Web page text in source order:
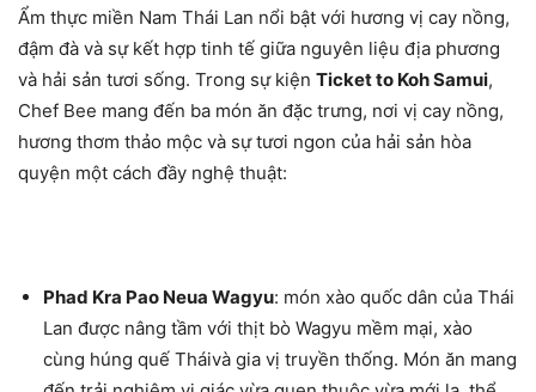
Ẩm thực miền Nam Thái Lan nổi bật với hương vị cay nồng,
đậm đà và sự kết hợp tinh tế giữa nguyên liệu địa phương
và hải sản tươi sống. Trong sự kiện Ticket to Koh Samui,
Chef Bee mang đến ba món ăn đặc trưng, nơi vị cay nồng,
hương thơm thảo mộc và sự tươi ngon của hải sản hòa
quyện một cách đầy nghệ thuật:
Phad Kra Pao Neua Wagyu: món xào quốc dân của Thái
Lan được nâng tầm với thịt bò Wagyu mềm mại, xào
cùng húng quế Tháivà gia vị truyền thống. Món ăn mang